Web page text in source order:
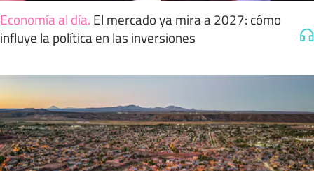
Economía al día. El mercado ya mira a 2027: cómo
influye la política en las inversiones